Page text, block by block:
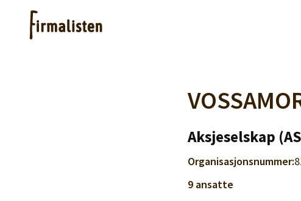
Aksjeselskap
Organisasjonsnummer:
9 ansatte